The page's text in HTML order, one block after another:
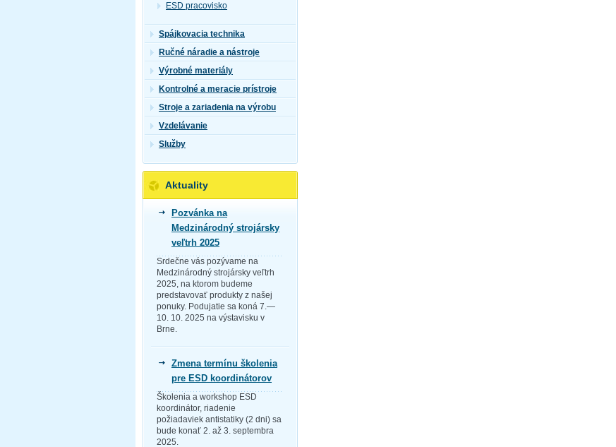
ESD pracovisko
Spájkovacia technika
Ručné náradie a nástroje
Výrobné materiály
Kontrolné a meracie prístroje
Stroje a zariadenia na výrobu
Vzdelávanie
Služby
Aktuality
Pozvánka na
Medzinárodný strojársky
veľtrh 2025
Srdečne vás pozývame na
Medzinárodný strojársky veľtrh
2025, na ktorom budeme
predstavovať produkty z našej
ponuky. Podujatie sa koná 7.—
10. 10. 2025 na výstavisku v
Brne.
Zmena termínu školenia
pre ESD koordinátorov
Školenia a workshop ESD
koordinátor, riadenie
požiadaviek antistatiky (2 dni) sa
bude konať 2. až 3. septembra
2025.